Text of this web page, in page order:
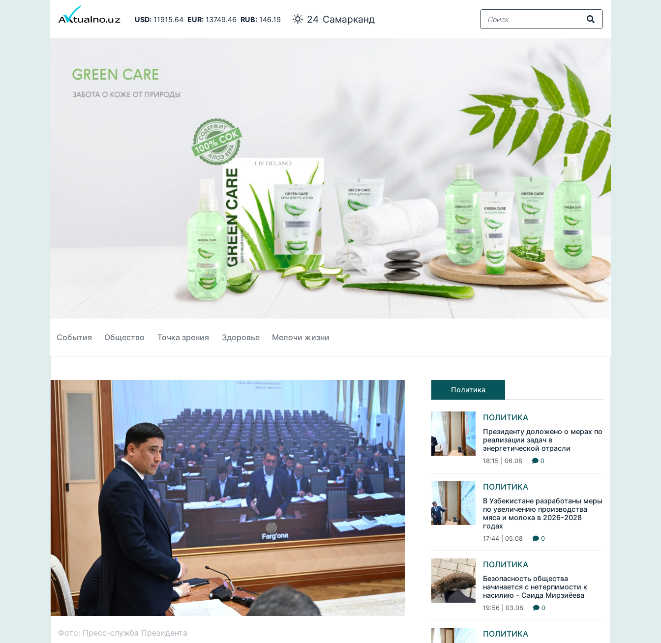
USD:11915.64 EUR:13749.46 RUB:146.19 24 Самарканд
События Общество Точка зрения Здоровье Мелочи жизни
Фото: Пресс-служба Президента
Политика
ПОЛИТИКА
Президенту доложено о мерах по
реализации задач в
энергетической отрасли
18:15 | 06.08 0
ПОЛИТИКА
В Узбекистане разработаны меры
по увеличению производства
мяса и молока в 2026-2028
годах
17:44 | 05.08 0
ПОЛИТИКА
Безопасность общества
начинается с нетерпимости к
насилию - Саида Мирзиёева
19:56 | 03.08 0
ПОЛИТИКА